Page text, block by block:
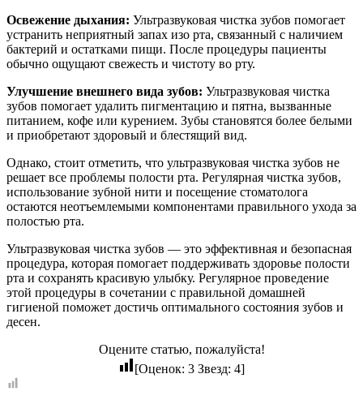
Освежение дыхания: Ультразвуковая чистка зубов помогает
устранить неприятный запах изо рта, связанный с наличием
бактерий и остатками пищи. После процедуры пациенты
обычно ощущают свежесть и чистоту во рту.
Улучшение внешнего вида зубов: Ультразвуковая чистка
зубов помогает удалить пигментацию и пятна, вызванные
питанием, кофе или курением. Зубы становятся более белыми
и приобретают здоровый и блестящий вид.
Однако, стоит отметить, что ультразвуковая чистка зубов не
решает все проблемы полости рта. Регулярная чистка зубов,
использование зубной нити и посещение стоматолога
остаются неотъемлемыми компонентами правильного ухода за
полостью рта.
Ультразвуковая чистка зубов — это эффективная и безопасная
процедура, которая помогает поддерживать здоровье полости
рта и сохранять красивую улыбку. Регулярное проведение
этой процедуры в сочетании с правильной домашней
гигиеной поможет достичь оптимального состояния зубов и
десен.
Оцените статью, пожалуйста!
[Оценок: 3 Звезд: 4]